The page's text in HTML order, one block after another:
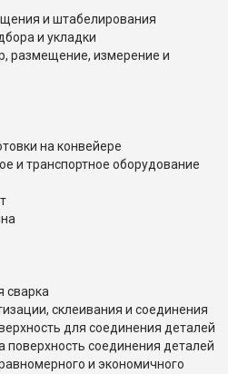
и штабелирования
и укладки
размещение, измерение и
на конвейере
и транспортное оборудование
сварка
склеивания и соединения
для соединения деталей
поверхность соединения деталей
и экономичного